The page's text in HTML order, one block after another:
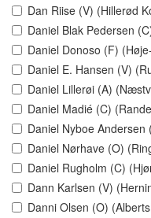
Dan Riise (V) (Hillerød
Daniel Blak Pedersen
Daniel Donoso (F)
Daniel E. Hansen (V)
Daniel Lillerøi (A)
Daniel Madié (C)
Daniel Nyboe
Daniel Nørhave (O)
Daniel Rugholm (C)
Dann Karlsen (V)
Danni Olsen (O)